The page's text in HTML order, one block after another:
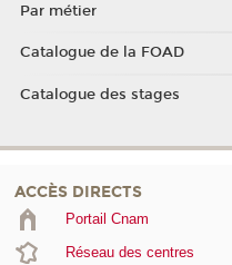
Par métier
Catalogue de la FOAD
Catalogue des stages
ACCÈS DIRECTS
Portail Cnam
Réseau des centres